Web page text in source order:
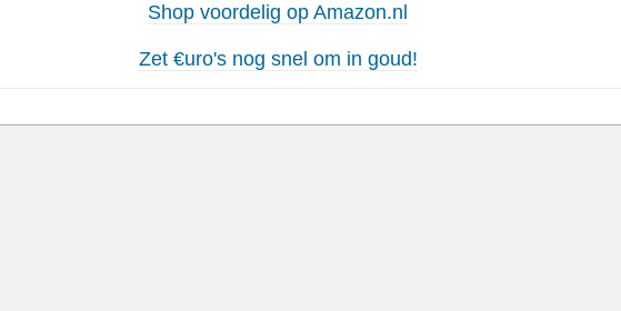
Shop voordelig op Amazon.nl
Zet €uro's nog snel om in goud!